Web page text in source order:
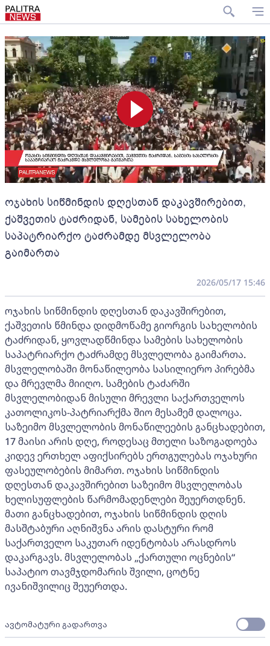
ოჯახის სიწმინდის დღესთან დაკავშირებით,
ქაშვეთის ტაძრიდან, სამების სახელობის
საპატრიარქო ტაძრამდე მსვლელობა
გაიმართა
2026/05/17 15:46
ოჯახის სიწმინდის დღესთან დაკავშირებით,
ქაშვეთის წმინდა დიდმოწამე გიორგის სახელობის
ტაძრიდან, ყოვლადწმინდა სამების სახელობის
საპატრიარქო ტაძრამდე მსვლელობა გაიმართა.
მსვლელობაში მონაწილეობა სასილიერო პირებმა
და მრევლმა მიიღო. სამების ტაძარში
მსვლელობიდან მისული მრევლი საქართველოს
კათოლიკოს-პატრიარქმა შიო მესამემ დალოცა.
საზეიმო მსვლელობის მონაწილეების განცხადებით,
17 მაისი არის დღე, როდესაც მთელი საზოგადოება
კიდევ ერთხელ აფიქსირებს ერთგულებას ოჯახური
ფასეულობების მიმართ. ოჯახის სიწმინდის
დღესთან დაკავშირებით საზეიმო მსვლელობას
ხელისუფლების წარმომადენლები შეუერთდნენ.
მათი განცხადებით, ოჯახის სიწმინდის დღის
მასშტაბური აღნიშვნა არის დასტური რომ
საქართველო საკუთარ იდენტობას არასდროს
დაკარგავს. მსვლელობას „ქართული ოცნების“
საპატიო თავმჯდომარის შვილი, ცოტნე
ივანიშვილიც შეუერთდა.
ავტომატური გადართვა